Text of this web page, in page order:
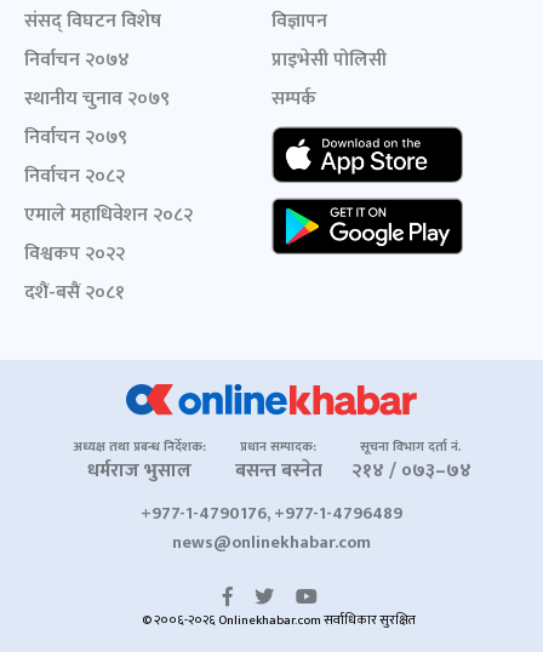
संसद् विघटन विशेष
निर्वाचन २०७४
स्थानीय चुनाव २०७९
निर्वाचन २०७९
निर्वाचन २०८२
एमाले महाधिवेशन २०८२
विश्वकप २०२२
दशैं-बसैं २०८१
विज्ञापन
प्राइभेसी पोलिसी
सम्पर्क
अध्यक्ष तथा प्रबन्ध निर्देशक:
धर्मराज भुसाल
प्रधान सम्पादक:
बसन्त बस्नेत
सूचना विभाग दर्ता नं.
२१४ / ०७३–७४
+977-1-4790176, +977-1-4796489
news@onlinekhabar.com
© २००६-२०२६ Onlinekhabar.com सर्वाधिकार सुरक्षित